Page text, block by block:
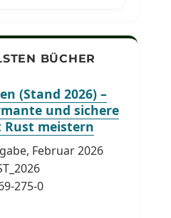
BÜCHER
(Stand 2026) –
und sichere
meistern
Februar 2026
275-0